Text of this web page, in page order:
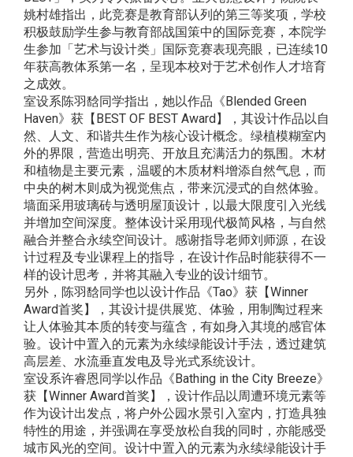
姚村雄指出，此竞赛是教育部认列的第三等奖项，学校
积极鼓励学生参与教育部战国策中的国际竞赛，本院学
生参加「艺术与设计类」国际竞赛表现亮眼，已连续10
年获高教体系第一名，呈现本校对于艺术创作人才培育
之成效。
室设系陈羽馠同学指出，她以作品《Blended Green
Haven》获【BEST OF BEST Award】，其设计作品以自
然、人文、和谐共生作为核心设计概念。绿植模糊室内
外的界限，营造出明亮、开放且充满活力的氛围。木材
和植物是主要元素，温暖的木质材料增添自然气息，而
中央的树木则成为视觉焦点，带来沉浸式的自然体验。
墙面采用玻璃砖与透明屋顶设计，以最大限度引入光线
并增加空间深度。整体设计采用现代极简风格，与自然
融合并整合永续空间设计。感谢指导老师刘师源，在设
计过程及专业课程上的指导，在设计作品时能获得不一
样的设计思考，并将其融入专业的设计细节。
另外，陈羽馠同学也以设计作品《Tao》获【Winner
Award首奖】，其设计提供展览、体验，用制陶过程来
让人体验其本质的转变与蕴含，有如身入其境的感官体
验。设计中置入的元素为永续绿能设计手法，透过建筑
高层差、水流垂直发电及导光式系统设计。
室设系许睿恩同学以作品《Bathing in the City Breeze》
获【Winner Award首奖】，设计作品以周遭环境元素等
作为设计出发点，将户外公园水景引入室内，打造具独
特性的用途，并强调在享受放松自我的同时，亦能感受
城市风光的空间。设计中置入的元素为永续绿能设计手